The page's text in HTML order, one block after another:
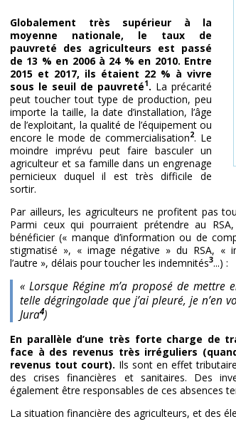
Globalement très supérieur à la
moyenne nationale, le taux de
pauvreté des agriculteurs est passé
de 13 % en 2006 à 24 % en 2010. Entre
2015 et 2017, ils étaient 22 % à vivre
sous le seuil de pauvreté1. La précarité
peut toucher tout type de production, peu
importe la taille, la date d’installation, l’âge
de l’exploitant, la qualité de l’équipement ou
encore le mode de commercialisation2. Le
moindre imprévu peut faire basculer un
agriculteur et sa famille dans un engrenage
pernicieux duquel il est très difficile de
sortir.
Par ailleurs, les agriculteurs ne profitent pas
Parmi ceux qui pourraient prétendre au
bénéficier (« manque d’information ou de
stigmatisé », « image négative » du RSA, «
l’autre », délais pour toucher les indemnités3...) :
« Lorsque Régine m’a proposé de mettre
telle dégringolade que j’ai pleuré, je n’en
Jura4)
En parallèle d’une très forte charge de
face à des revenus très irréguliers
revenus tout court). Ils sont en effet
des crises financières et sanitaires. Des
également être responsables de ces absences
La situation financière des agriculteurs, et des